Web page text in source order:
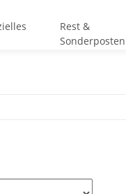
Rest &
Sonderposten